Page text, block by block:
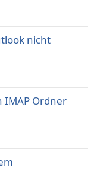
nicht
IMAP Ordner